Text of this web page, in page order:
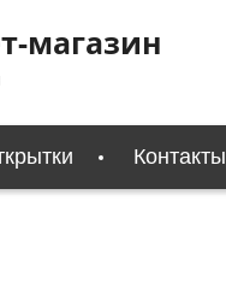
магазин
Контакты